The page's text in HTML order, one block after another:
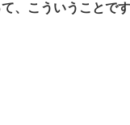
て、こういうことで